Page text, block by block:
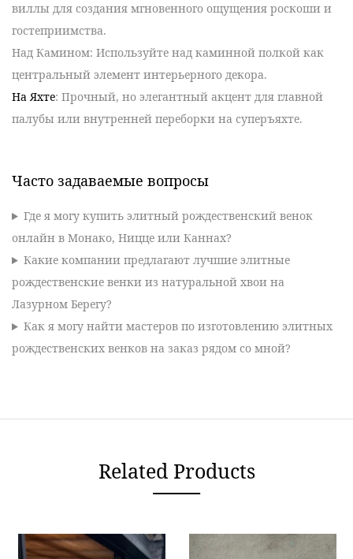
виллы для создания мгновенного ощущения роскоши и
гостеприимства.
Над Камином: Используйте над каминной полкой как
центральный элемент интерьерного декора.
На Яхте: Прочный, но элегантный акцент для главной
палубы или внутренней переборки на суперъяхте.
Часто задаваемые вопросы
Где я могу купить элитный рождественский венок
онлайн в Монако, Ницце или Каннах?
Какие компании предлагают лучшие элитные
рождественские венки из натуральной хвои на
Лазурном Берегу?
Как я могу найти мастеров по изготовлению элитных
рождественских венков на заказ рядом со мной?
Related Products